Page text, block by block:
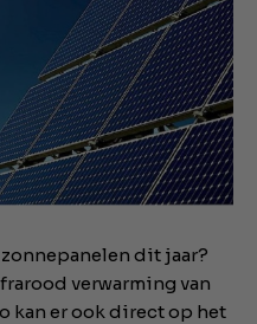
dit jaar?
verwarming van
kan er ook direct op het